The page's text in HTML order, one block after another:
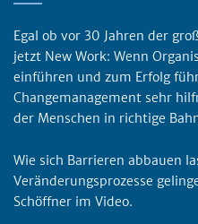
Egal ob vor 30 Jahren der
jetzt New Work: Wenn
einführen und zum Erfolg
Changemanagement sehr
der Menschen in richtige
Wie sich Barrieren abbauen
Veränderungsprozesse
Schöffner im Video.